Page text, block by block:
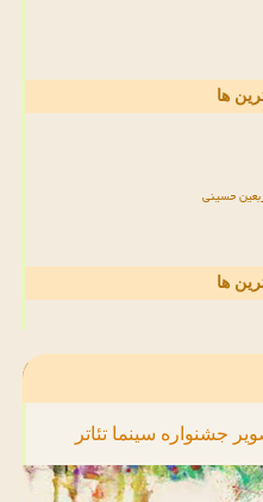
ها
حسینی
ها
جشنواره سینما تئاتر